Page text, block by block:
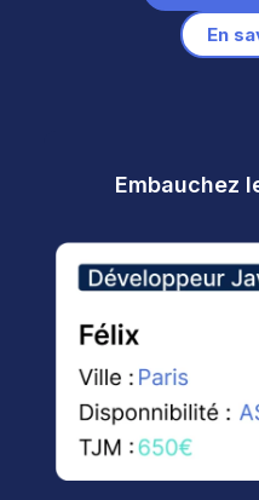
En
Embauchez